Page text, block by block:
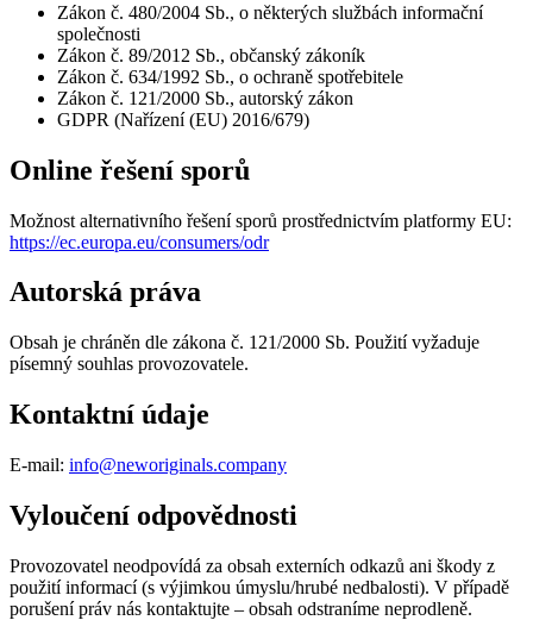
Zákon č. 480/2004 Sb., o některých službách informační
společnosti
Zákon č. 89/2012 Sb., občanský zákoník
Zákon č. 634/1992 Sb., o ochraně spotřebitele
Zákon č. 121/2000 Sb., autorský zákon
GDPR (Nařízení (EU) 2016/679)
Online řešení sporů
Možnost alternativního řešení sporů prostřednictvím platformy EU:
https://ec.europa.eu/consumers/odr
Autorská práva
Obsah je chráněn dle zákona č. 121/2000 Sb. Použití vyžaduje
písemný souhlas provozovatele.
Kontaktní údaje
E-mail: info@neworiginals.company
Vyloučení odpovědnosti
Provozovatel neodpovídá za obsah externích odkazů ani škody z
použití informací (s výjimkou úmyslu/hrubé nedbalosti). V případě
porušení práv nás kontaktujte – obsah odstraníme neprodleně.